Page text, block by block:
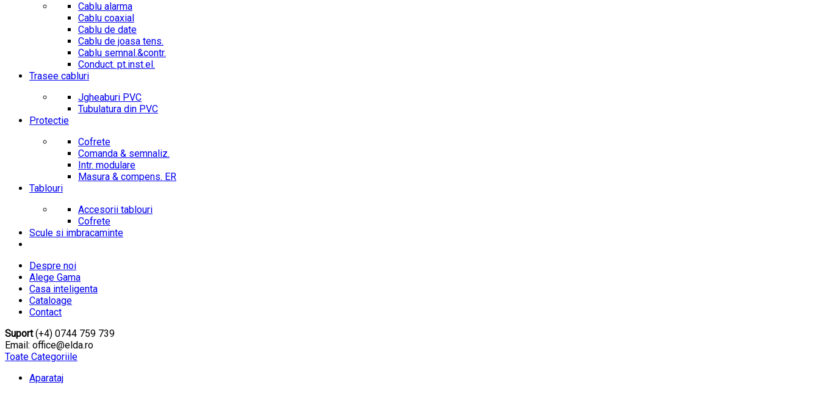
Cablu alarma
Cablu coaxial
Cablu de date
Cablu de joasa tens.
Cablu semnal.&contr.
Conduct. pt.inst.el.
Trasee cabluri
Jgheaburi PVC
Tubulatura din PVC
Protectie
Cofrete
Comanda & semnaliz.
Intr. modulare
Masura & compens. ER
Tablouri
Accesorii tablouri
Cofrete
Scule si imbracaminte
Despre noi
Alege Gama
Casa inteligenta
Cataloage
Contact
Suport(+4) 0744 759 739
Email: office@elda.ro
Toate Categoriile
Aparataj